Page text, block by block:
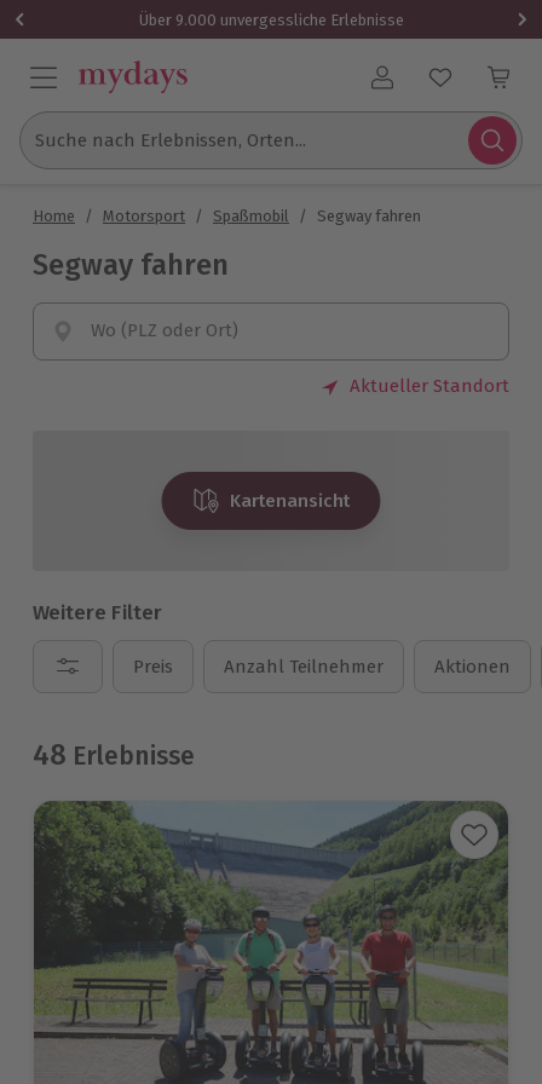
Über 9.000 unvergessliche Erlebnisse
Benutzerkonto
Suche nach Erlebnissen, Orten...
Home / Motorsport / Spaßmobil / Segway fahren
Segway fahren
Wo (PLZ oder Ort)
Aktueller Standort
Kartenansicht
Weitere Filter
Preis Anzahl Teilnehmer Aktionen
48 Erlebnisse